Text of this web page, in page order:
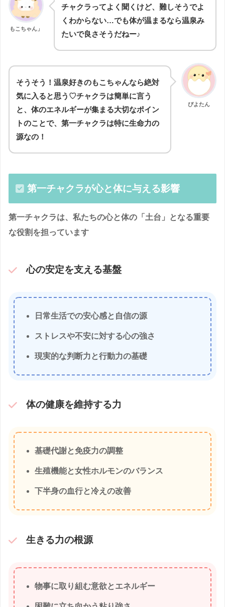
もこちゃん」
チャクラってよく聞くけど、難しそうでよ
くわからない…でも体が温まるなら温泉み
たいで良さそうだねー♪
ぴよたん
そうそう！温泉好きのもこちゃんなら絶対
気に入ると思う♡チャクラは簡単に言う
と、体のエネルギーが集まる大切なポイン
トのことで、第一チャクラは特に生命力の
源なの！
第一チャクラが心と体に与える影響
第一チャクラは、私たちの心と体の「土台」となる重要
な役割を担っています
心の安定を支える基盤
日常生活での安心感と自信の源
ストレスや不安に対する心の強さ
現実的な判断力と行動力の基礎
体の健康を維持する力
基礎代謝と免疫力の調整
生殖機能と女性ホルモンのバランス
下半身の血行と冷えの改善
生きる力の根源
物事に取り組む意欲とエネルギー